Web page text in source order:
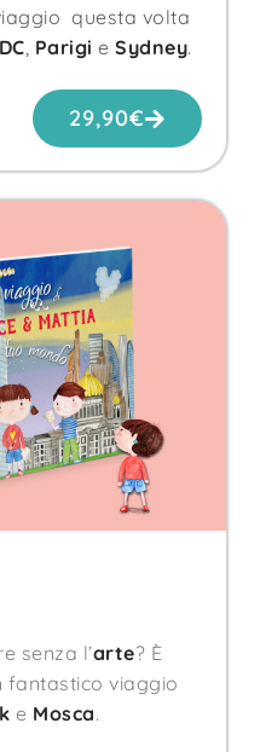
questa volta
Parigi e Sydney.
29,90€
senza l’arte? È
fantastico viaggio
e Mosca.